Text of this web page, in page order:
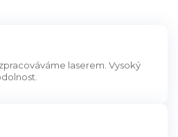
laserem. Vysoký